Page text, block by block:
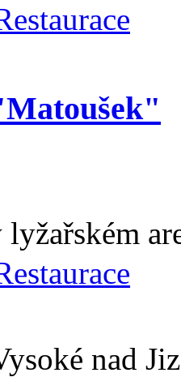
lyžařském
nad